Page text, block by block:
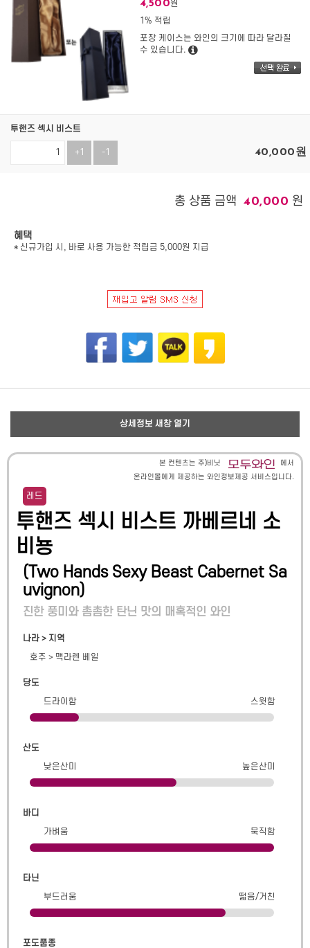
4,500원
1% 적립
포장 케이스는 와인의 크기에 따라 달라질
수 있습니다.
투핸즈 섹시 비스트
+1 -1 40,000원
총 상품 금액 40,000 원
혜택
* 신규가입 시, 바로 사용 가능한 적립금 5,000원 지급
상세정보 새창 열기
본 컨텐츠는 주)비닛
에서
온라인몰에게 제공하는 와인정보제공 서비스입니다.
레드
투핸즈 섹시 비스트 까베르네 소
비뇽
(Two Hands Sexy Beast Cabernet Sa
uvignon)
진한 풍미와 촘촘한 탄닌 맛의 매혹적인 와인
나라 > 지역
호주 > 맥라렌 베일
당도
드라이함
스윗함
산도
낮은산미
높은산미
바디
가벼움
묵직함
타닌
부드러움
떫음/거친
포도품종